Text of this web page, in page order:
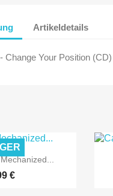
Artikeldetails
Change Your Position (CD)
€